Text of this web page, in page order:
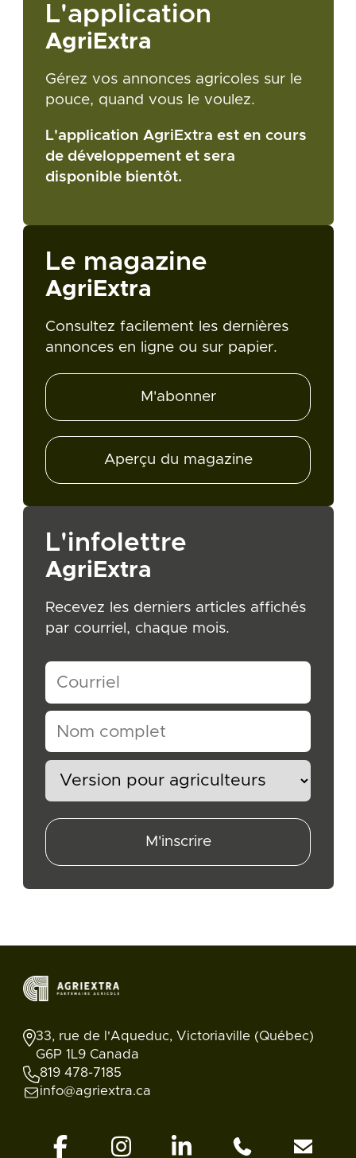
L'application
AgriExtra
Gérez vos annonces agricoles sur le
pouce, quand vous le voulez.
L'application AgriExtra est en cours
de développement et sera
disponible bientôt.
Le magazine
AgriExtra
Consultez facilement les dernières
annonces en ligne ou sur papier.
M'abonner
Aperçu du magazine
L'infolettre
AgriExtra
Recevez les derniers articles affichés
par courriel, chaque mois.
M'inscrire
33, rue de l'Aqueduc, Victoriaville (Québec)
G6P 1L9 Canada
819 478-7185
info@agriextra.ca